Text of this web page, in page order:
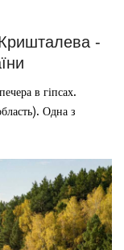
-
в гіпсах.
Одна з